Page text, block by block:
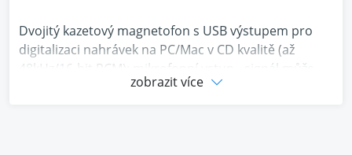
Dvojitý kazetový magnetofon s USB výstupem pro
digitalizaci nahrávek na PC/Mac v CD kvalitě (až
48kHz/16-bit PCM); mikrofonní vstup - signál může
být míchán s přehrávaným signálem a
zobrazit více